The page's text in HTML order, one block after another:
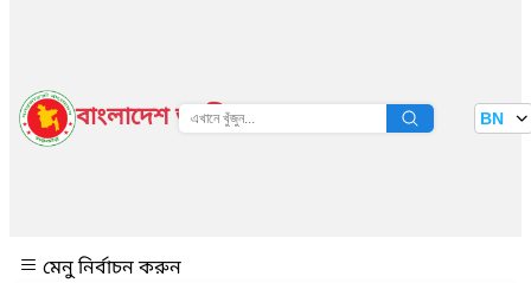
বাংলাদেশ জাতীয় তথ্য বাতায়ন BN
মেনু নির্বাচন করুন